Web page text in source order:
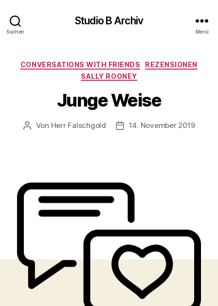
Suchen
Studio B Archiv
Menü
Kategorien
CONVERSATIONS WITH FRIENDS
REZENSIONEN
SALLY ROONEY
Junge Weise
Beitragsautor
Von Herr Falschgold Veröffentlichungsdatum
14. November 2019